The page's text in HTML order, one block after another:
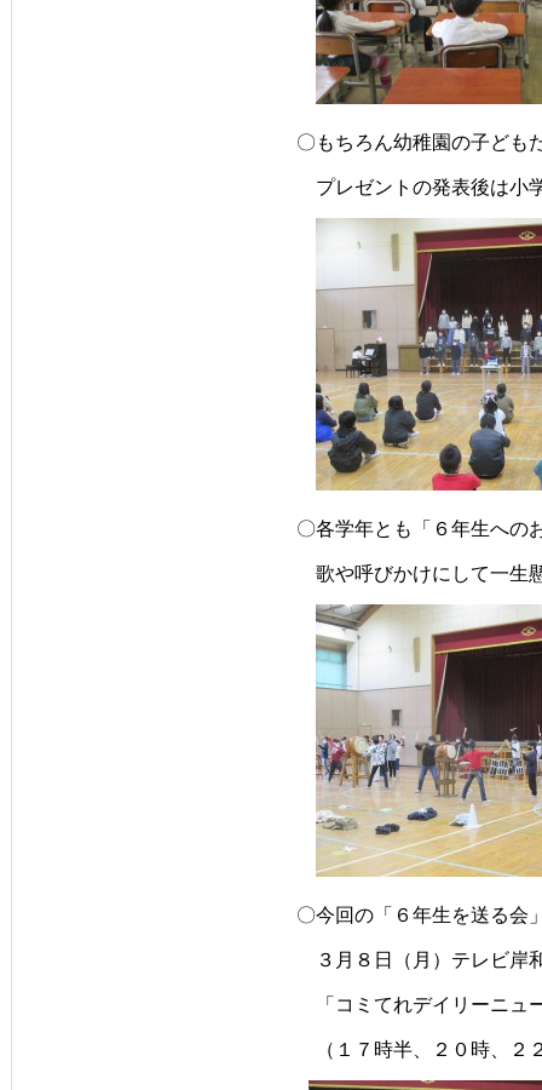
〇もちろん幼稚園の子ども
プレゼントの発表後は小
〇各学年とも「６年生への
歌や呼びかけにして一生
〇今回の「６年生を送る会
３月８日（月） テレビ岸
「コミてれデイリーニュ
（１７時半、２０時、２